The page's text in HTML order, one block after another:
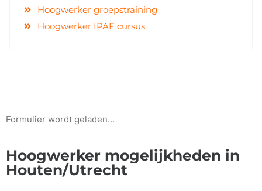
Hoogwerker groepstraining
Hoogwerker IPAF cursus
Formulier wordt geladen...
Hoogwerker mogelijkheden in
Houten/Utrecht